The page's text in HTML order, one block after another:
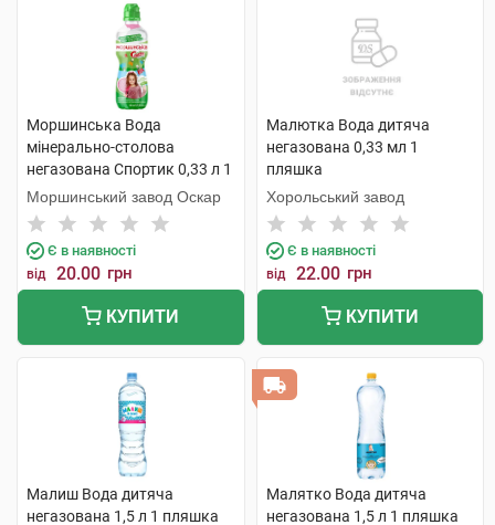
Моршинська Вода
мінерально-столова
негазована Спортик 0,33 л 1
пляшка
Моршинський завод Оскар
Є в наявності
від 20.00 грн
КУПИТИ
Малютка Вода дитяча
негазована 0,33 мл 1
пляшка
Хорольський завод
Є в наявності
від 22.00 грн
КУПИТИ
Малиш Вода дитяча
негазована 1,5 л 1 пляшка
Малятко Вода дитяча
негазована 1,5 л 1 пляшка